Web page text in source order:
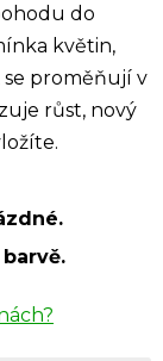
do
květin,
se proměňují v
růst, nový